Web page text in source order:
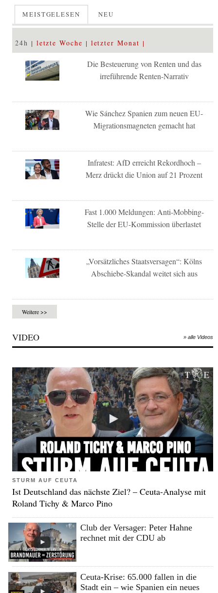
MEISTGELESEN NEU
24h letzte Woche letzter Monat
Die Besteuerung von Renten und das
irreführende Renten-Narrativ
Wie Sánchez Spanien zum neuen EU-
Migrationsmagneten gemacht hat
Infratest: AfD erreicht Rekordhoch –
Merz drückt die Union auf 21 Prozent
Fast 1.000 Meldungen: Anti-Mobbing-
Stelle der EU-Kommission überlastet
„Vorsätzliches Staatsversagen“: Kölns
Abschiebe-Skandal weitet sich aus
Weitere >>
VIDEO » alle Videos
STURM AUF CEUTA
Ist Deutschland das nächste Ziel? – Ceuta-Analyse mit
Roland Tichy & Marco Pino
Club der Versager: Peter Hahne
rechnet mit der CDU ab
Ceuta-Krise: 65.000 fallen in die
Stadt ein – wie Spanien ein neues